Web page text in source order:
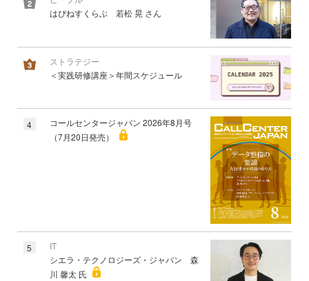
はぴねすくらぶ 若松 晃 さん
ストラテジー
＜実践研修講座＞年間スケジュール
4
コールセンタージャパン 2026年8月号
（7月20日発売）
5
IT
シエラ・テクノロジーズ・ジャパン 森
川 馨太 氏